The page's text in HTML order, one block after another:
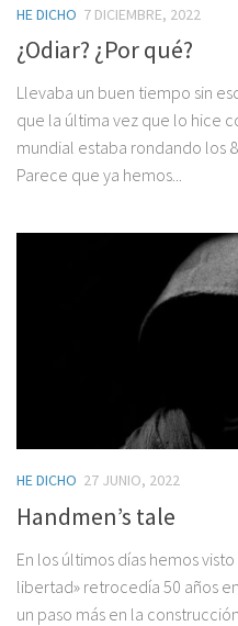
HE DICHO 7 DICIEMBRE, 2022
¿Odiar? ¿Por qué?
Llevaba un buen tiempo sin
que la última vez que lo hice
mundial estaba rondando los
Parece que ya hemos...
HE DICHO 27 JUNIO, 2022
Handmen’s tale
En los últimos días hemos
libertad» retrocedía 50 años
un paso más en la